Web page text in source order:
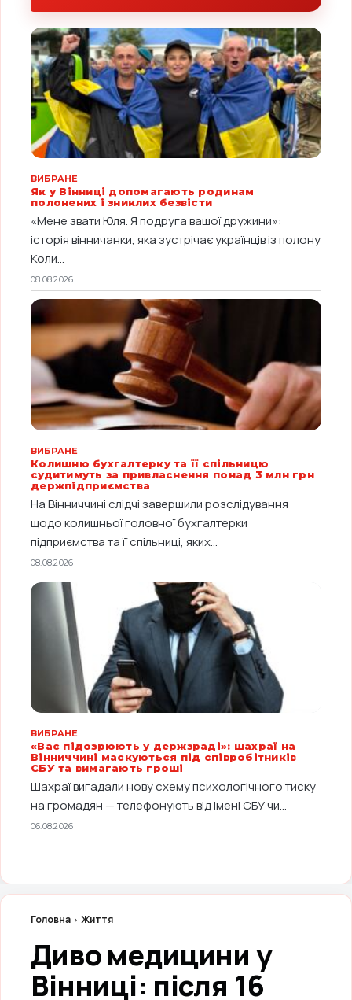
ВИБРАНЕ
Як у Вінниці допомагають родинам
полонених і зниклих безвісти
«Мене звати Юля. Я подруга вашої дружини»:
історія вінничанки, яка зустрічає українців із полону
Коли...
08.08.2026
ВИБРАНЕ
Колишню бухгалтерку та її спільницю
судитимуть за привласнення понад 3 млн грн
держпідприємства
На Вінниччині слідчі завершили розслідування
щодо колишньої головної бухгалтерки
підприємства та її спільниці, яких...
08.08.2026
ВИБРАНЕ
«Вас підозрюють у держзраді»: шахраї на
Вінниччині маскуються під співробітників
СБУ та вимагають гроші
Шахраї вигадали нову схему психологічного тиску
на громадян — телефонують від імені СБУ чи...
06.08.2026